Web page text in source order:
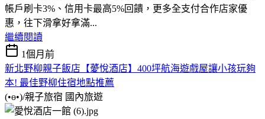
帳戶刷卡3%、信用卡最高5%回饋，更多全支付合作店家優
惠，往下滑拿好拿滿...
繼續閱讀
1個月前
新北野柳親子飯店【薆悅酒店】400坪航海遊戲屋讓小孩玩夠
本! 最佳野柳住宿地點推薦
(•ө•)/親子旅宿 國內旅遊